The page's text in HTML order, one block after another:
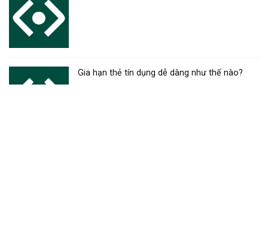
Gia hạn thẻ tín dụng dễ dàng như thế nào?